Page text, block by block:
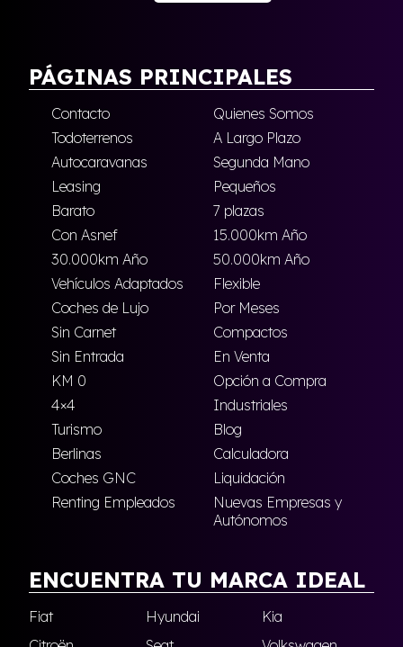
PÁGINAS PRINCIPALES
Contacto
Quienes Somos
Todoterrenos
A Largo Plazo
Autocaravanas
Segunda Mano
Leasing
Pequeños
Barato
7 plazas
Con Asnef
15.000km Año
30.000km Año
50.000km Año
Vehículos Adaptados
Flexible
Coches de Lujo
Por Meses
Sin Carnet
Compactos
Sin Entrada
En Venta
KM 0
Opción a Compra
4×4
Industriales
Turismo
Blog
Berlinas
Calculadora
Coches GNC
Liquidación
Renting Empleados
Nuevas Empresas y
Autónomos
ENCUENTRA TU MARCA IDEAL
Fiat Hyundai
Kia